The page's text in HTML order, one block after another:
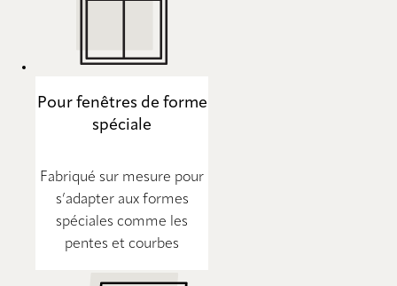
Pour fenêtres de forme
spéciale
Fabriqué sur mesure pour
s’adapter aux formes
spéciales comme les
pentes et courbes